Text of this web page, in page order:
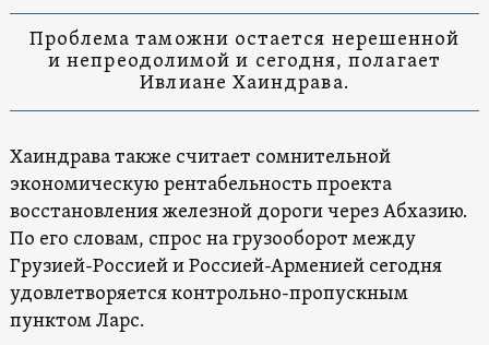
Проблема таможни остается нерешенной
и непреодолимой и сегодня, полагает
Ивлиане Хаиндрава.
Хаиндрава также считает сомнительной
экономическую рентабельность проекта
восстановления железной дороги через Абхазию.
По его словам, спрос на грузооборот между
Грузией-Россией и Россией-Арменией сегодня
удовлетворяется контрольно-пропускным
пунктом Ларс.